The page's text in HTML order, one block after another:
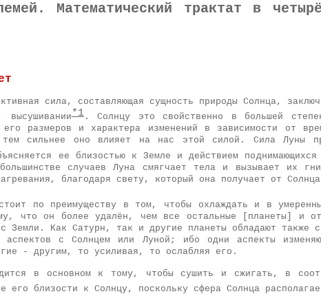
Математический трактат в
сила, составляющая сущность природы Солнца,
высушивании *1. Солнцу это свойственно в большей
его размеров и характера изменений в зависимости от
сильнее оно влияет на нас этой силой. Сила Луны
ее близостью к Земле и действием поднимающихся
случаев Луна смягчает тела и вызывает их
благодаря свету, который она получает от
по преимуществу в том, чтобы охлаждать и в
что он более удалён, чем все остальные [планеты] и
с Земли. Как Сатурн, так и другие планеты обладают также
аспектов с Солнцем или Луной; ибо одни аспекты
- другим, то усиливая, то ослабляя его.
в основном к тому, чтобы сушить и сжигать, в
его близости к Солнцу, поскольку сфера Солнца